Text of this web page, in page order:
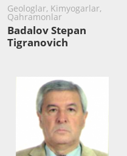
Geologlar, Kimyogarlar,
Qahramonlar
Badalov Stepan
Tigranovich